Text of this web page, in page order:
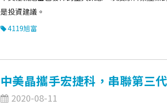
是投資建議。
4119旭富
中美晶攜手宏捷科，串聯第三
2020-08-11